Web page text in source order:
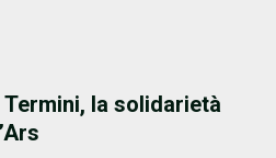
la solidarietà